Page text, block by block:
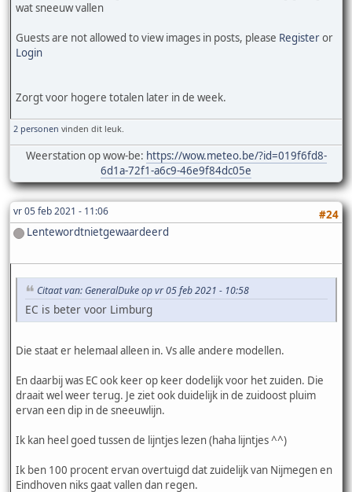
wat sneeuw vallen
Guests are not allowed to view images in posts, please Registeror
Login
Zorgt voor hogere totalen later in de week.
2 personen vinden dit leuk.
Weerstation op wow-be: https://wow.meteo.be/?id=019f6fd8-
6d1a-72f1-a6c9-46e9f84dc05e
vr 05 feb 2021 - 11:06
#24
Lentewordtnietgewaardeerd
Citaat van: GeneralDuke op vr 05 feb 2021 - 10:58
EC is beter voor Limburg
Die staat er helemaal alleen in. Vs alle andere modellen.
En daarbij was EC ook keer op keer dodelijk voor het zuiden. Die
draait wel weer terug. Je ziet ook duidelijk in de zuidoost pluim
ervan een dip in de sneeuwlijn.
Ik kan heel goed tussen de lijntjes lezen (haha lijntjes ^^)
Ik ben 100 procent ervan overtuigd dat zuidelijk van Nijmegen en
Eindhoven niks gaat vallen dan regen.